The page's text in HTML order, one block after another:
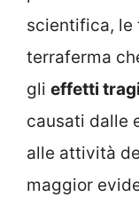
scientifica, le
terraferma
gli effetti
causati dalle
alle attività
maggior